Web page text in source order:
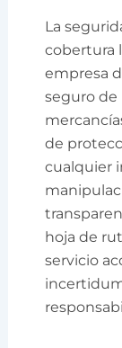
La
cobertura
empresa
seguro de
de
cualquier
hoja de
servicio